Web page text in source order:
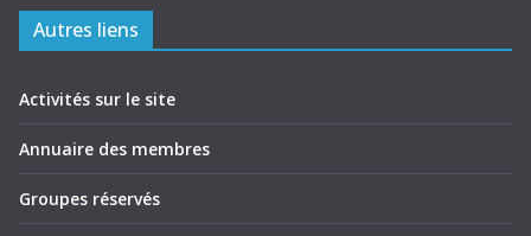
Autres liens
Activités sur le site
Annuaire des membres
Groupes réservés